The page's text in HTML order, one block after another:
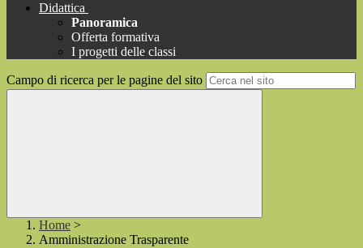
Didattica
Panoramica
Offerta formativa
I progetti delle classi
Campo di ricerca per le pagine del sito
Home >
Amministrazione Trasparente